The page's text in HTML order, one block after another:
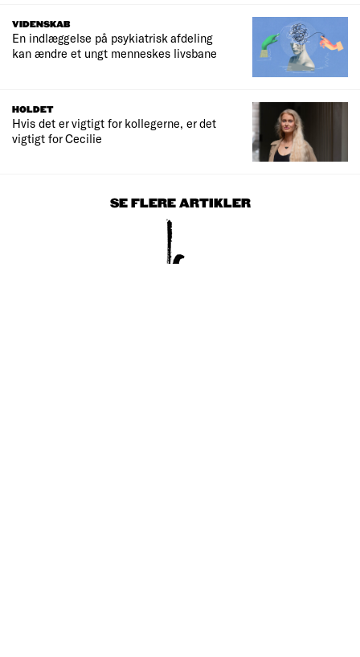
VIDENSKAB
En indlæggelse på psykiatrisk afdeling
kan ændre et ungt menneskes livsbane
HOLDET
Hvis det er vigtigt for kollegerne, er det
vigtigt for Cecilie
SE FLERE ARTIKLER